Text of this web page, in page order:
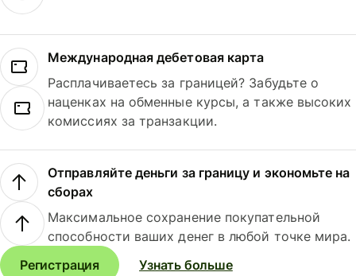
Международная дебетовая карта
Расплачиваетесь за границей? Забудьте о
наценках на обменные курсы, а также высоких
комиссиях за транзакции.
Отправляйте деньги за границу и экономьте на
сборах
Максимальное сохранение покупательной
способности ваших денег в любой точке мира.
Регистрация
Узнать больше